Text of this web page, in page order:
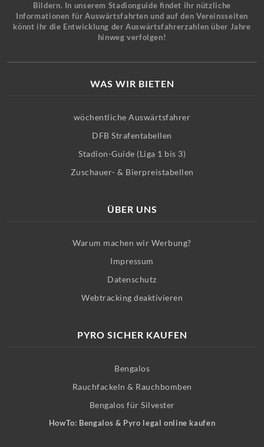
Bildern. In unserem Stadionguide findet ihr nützliche
Informationen für Auswärtsfahrten und auf den Vereinsseiten
könnt ihr die Entwicklung der Auswärtsfahrerzahlen über Jahre
hinweg verfolgen!
WAS WIR BIETEN
wöchentliche Auswärtsfahrer
DFB Strafentabellen
Stadion-Guide (Liga 1 bis 3)
Zuschauer- & Bierpreistabellen
ÜBER UNS
Warum machen wir Werbung?
Impressum
Datenschutz
Webtracking deaktivieren
PYRO SICHER KAUFEN
Bengalos
Rauchfackeln & Rauchbomben
Bengalos für Silvester
HowTo: Bengalos & Pyro legal online kaufen